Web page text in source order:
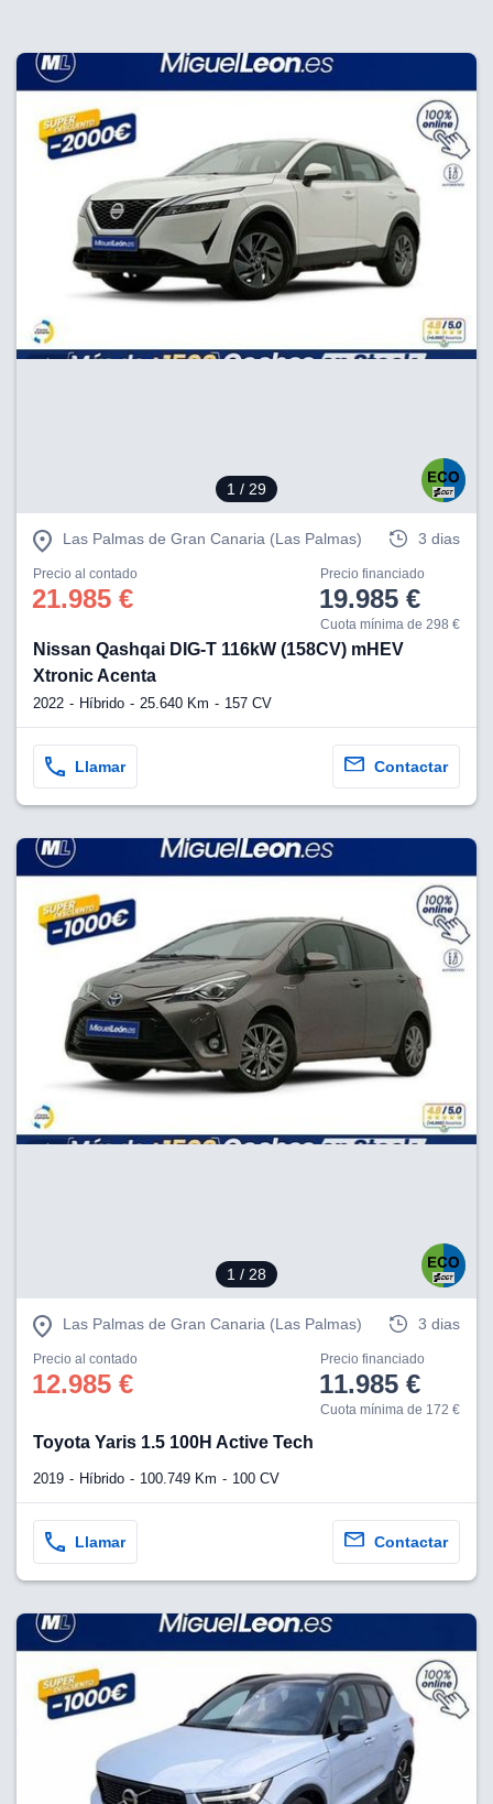
1 / 29
Las Palmas de Gran Canaria (Las Palmas) 3 dias
Precio al contado
21.985 €
Precio financiado
19.985 €
Cuota mínima de 298 €
Nissan Qashqai DIG-T 116kW (158CV) mHEV
Xtronic Acenta
2022 Híbrido 25.640 Km 157 CV
Llamar Contactar
1 / 28
Las Palmas de Gran Canaria (Las Palmas) 3 dias
Precio al contado
12.985 €
Precio financiado
11.985 €
Cuota mínima de 172 €
Toyota Yaris 1.5 100H Active Tech
2019 Híbrido 100.749 Km 100 CV
Llamar Contactar